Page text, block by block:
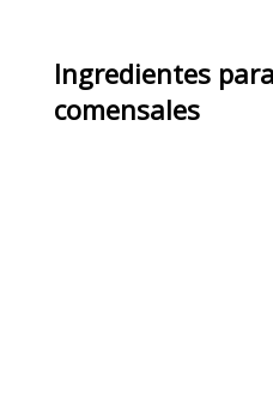
Ingredientespara
comensales